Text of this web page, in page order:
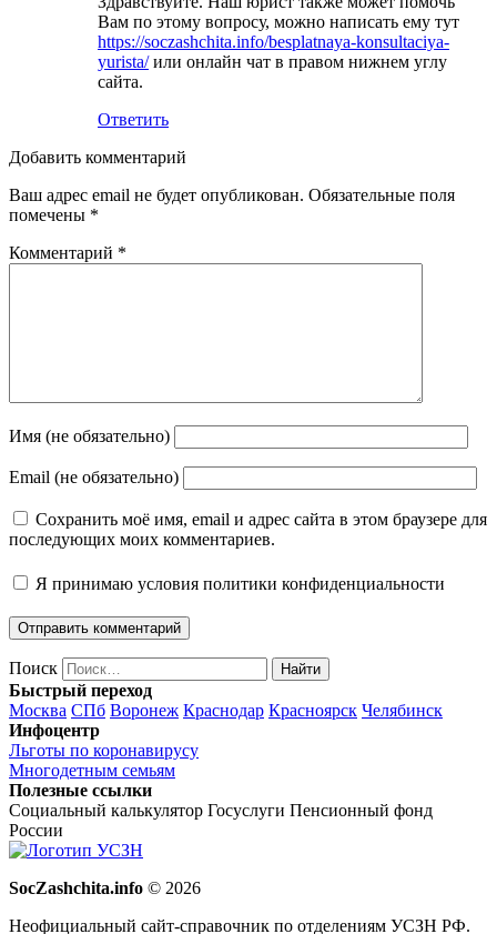
Вам по этому вопросу, можно написать ему тут
https://soczashchita.info/besplatnaya-konsultaciya-
yurista/или онлайн чат в правом нижнем углу
сайта.
Ответить
Добавить комментарий
Ваш адрес email не будет опубликован. Обязательные поля
помечены *
Комментарий *
Имя (не обязательно)
Email (не обязательно)
Сохранить моё имя, email и адрес сайта в этом браузере для
последующих моих комментариев.
Я принимаю условия политики конфиденциальности
Поиск Найти
Быстрый переход
Москва СПб Воронеж Краснодар Красноярск Челябинск
Инфоцентр
Льготы по коронавирусу
Многодетным семьям
Полезные ссылки
Социальный калькулятор Госуслуги Пенсионный фонд
России
SocZashchita.info © 2026
Неофициальный сайт-справочник по отделениям УСЗН РФ.